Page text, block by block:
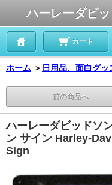
ハーレーダビ
カート
ホーム ＞ 日用品、面白グッ
前の商品へ
ハーレーダビッドソ
ン サイン Harley-
Sign